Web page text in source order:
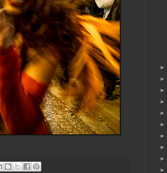
►
►
►
►
►
►
►
►
►
►